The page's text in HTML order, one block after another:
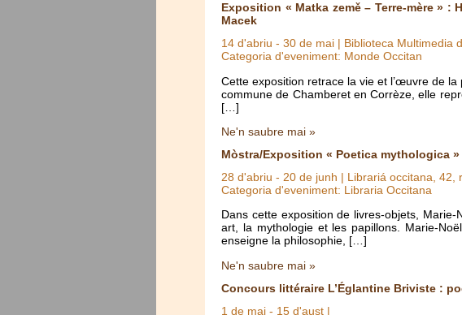
Exposition « Matka země – Terre-mère » :
Macek
14 d'abriu - 30 de mai | Biblioteca Multimedia
Categoria d'eveniment: Monde Occitan
Cette exposition retrace la vie et l’œuvre de
commune de Chamberet en Corrèze, elle
[…]
Ne'n saubre mai »
Mòstra/Exposition « Poetica mythologica »
28 d'abriu - 20 de junh | Librariá occitana, 42,
Categoria d'eveniment: Libraria Occitana
Dans cette exposition de livres-objets,
art, la mythologie et les papillons. Marie-
enseigne la philosophie, […]
Ne'n saubre mai »
Concours littéraire L’Églantine Briviste :
1 de mai - 15 d'aust |